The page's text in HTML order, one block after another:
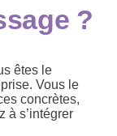
?
êtes le
Vous le
concrètes,
à s’intégrer